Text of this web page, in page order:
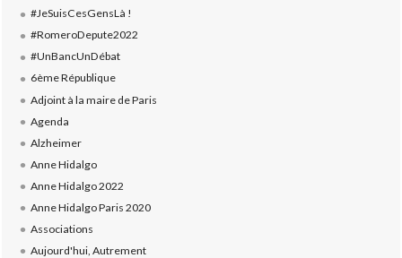
#JeSuisCesGensLà !
#RomeroDepute2022
#UnBancUnDébat
6ème République
Adjoint à la maire de Paris
Agenda
Alzheimer
Anne Hidalgo
Anne Hidalgo 2022
Anne Hidalgo Paris 2020
Associations
Aujourd'hui, Autrement